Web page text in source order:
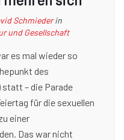
Schmieder in
und Gesellschaft
es mal wieder so
des
– die Parade
für die sexuellen
einer
Das war nicht